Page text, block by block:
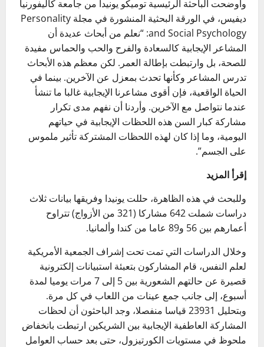
وأوضحت الباحثة الرئيسية توميكو يونيدا من جامعة كاليفورنيا
ديفيس، في الورقة البحثية المنشورة في مجلة Personality
and Social Psychology: “نعلم من أبحاث عديدة أن
المشاعر الإيجابية كالسعادة والفرح والحب والحماس مفيدة
للصحة، بل وارتبطت بإطالة العمر. لكن معظم هذه الأبحاث
تدرس المشاعر وكأنها تحدث بمعزل عن الآخرين. بينما في
الحياة الواقعية، فإن أقوى مشاعرنا الإيجابية غالبا ما تنشأ
عندما نتواصل مع الآخرين. وأردنا أن نفهم مدى تكرار
مشاركة كبار السن هذه اللحظات الإيجابية في حياتهم
اليومية، وما إذا كان لهذه اللحظات المشتركة تأثير ملموس
على الجسم”.
إقرأ المزيد
وللبحث في هذه الظاهرة، حللت يونيدا وفريقها بيانات ثلاث
دراسات شملت 642 مشاركا (321 من الأزواج) تتراوح
أعمارهم بين 56 و89 عاما من كندا وألمانيا.
وخلال الدراسات التي تمت تحت إشراف الجمعية الأمريكية
لعلم النفس، قام المشاركون بتعبئة استبيانات إلكترونية
قصيرة عن حالتهم الشعورية بين 5 إلى 7 مرات يوميا لمدة
أسبوع، إلى جانب جمع عينات من اللعاب في كل مرة.
وبتحليل 23931 قياسا منفصلا، وجد الباحثون أن لحظات
المشاركة العاطفية الإيجابية بين الشريكين ارتبطت بانخفاض
ملحوظ في مستويات الكورتيزول، حتى بعد حساب العوامل